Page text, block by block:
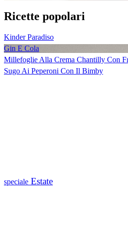
Ricette popolari
Kinder Paradiso
Gin E Cola
Millefoglie Alla Crema Chantilly Con
Sugo Ai Peperoni Con Il Bimby
speciale Estate